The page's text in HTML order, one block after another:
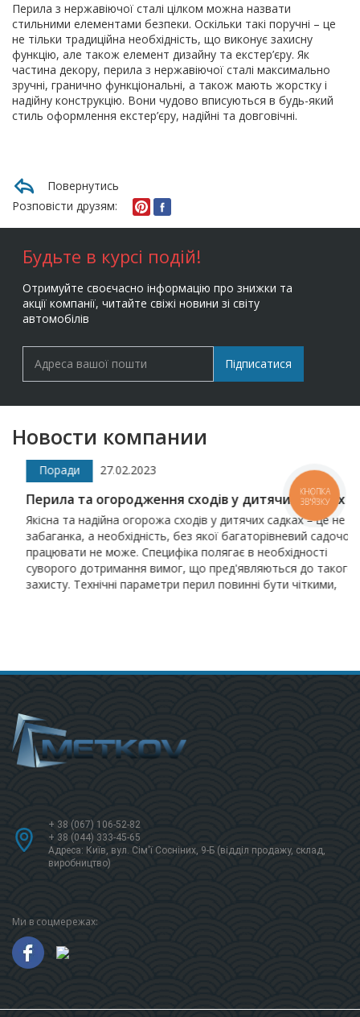
Перила з нержавіючої сталі цілком можна назвати
стильними елементами безпеки. Оскільки такі поручні – це
не тільки традиційна необхідність, що виконує захисну
функцію, але також елемент дизайну та екстер’єру. Як
частина декору, перила з нержавіючої сталі максимально
зручні, гранично функціональні, а також мають жорстку і
надійну конструкцію. Вони чудово вписуються в будь-який
стиль оформлення екстер’єру, надійні та довговічні.
Повернутись
Розповісти друзям:
Будьте в курсі подій!
Отримуйте своєчасно інформацію про знижки та
акції компанії, читайте свіжі новини зі світу
автомобілів
Підписатися
Новости компании
Поради 27.02.2023
Перила та огородження сходів у дитячих садках
Якісна та надійна огорожа сходів у дитячих садках – це не
забаганка, а необхідність, без якої багаторівневий садочок
працювати не може. Специфіка полягає в необхідності
суворого дотримання вимог, що пред'являються до такого
захисту. Технічні параметри перил повинні бути чіткими,
+ 38 (067) 106-52-82
+ 38 (044) 333-45-65
Адреса: Київ, вул. Сім'ї Сосніних, 9-Б (відділ продажу, склад,
виробництво)
Ми в соцмережах:
КНОПКА
ЗВ'ЯЗКУ